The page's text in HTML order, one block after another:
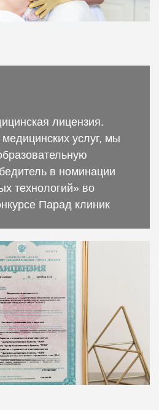
лицензия.
услуг, мы
в номинации
технологий» во
Парад клиник